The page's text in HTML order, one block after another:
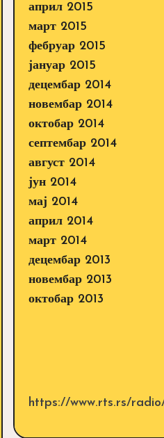
април 2015
март 2015
фебруар 2015
јануар 2015
децембар 2014
новембар 2014
октобар 2014
септембар 2014
август 2014
јун 2014
мај 2014
април 2014
март 2014
децембар 2013
новембар 2013
октобар 2013
https://www.rts.rs/